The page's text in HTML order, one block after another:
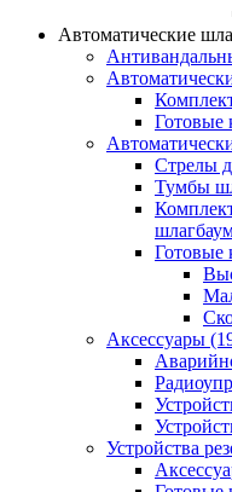
Автоматические
Готовые
Стрелы
Тумбы
Готовые
Аксессуары
Устройства